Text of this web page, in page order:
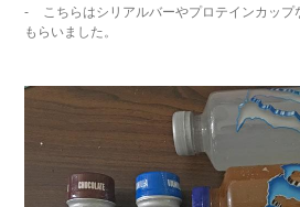
こちらはシリアルバーやプロテインカッ
もらいました。